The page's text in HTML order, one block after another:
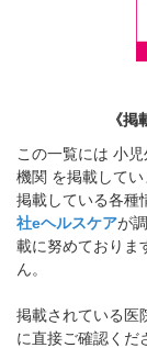
《
この一覧には 小
機関 を掲載してい
掲載している各種
社eヘルスケアが
載に努めておりま
ん。
掲載されている医
に直接ご確認くだ